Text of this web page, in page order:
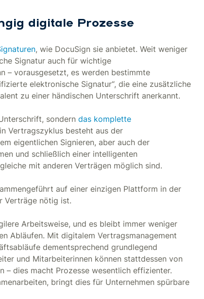
digitale Prozesse
, wie DocuSign sie anbietet. Weit weniger
Signatur auch für wichtige
– vorausgesetzt, es werden bestimmte
elektronische Signatur“, die eine zusätzliche
zu einer händischen Unterschrift anerkannt.
sondern das komplette
Vertragszyklus besteht aus der
eigentlichen Signieren, aber auch der
und schließlich einer intelligenten
mit anderen Verträgen möglich sind.
auf einer einzigen Plattform in der
Verträge nötig ist.
Arbeitsweise, und es bleibt immer weniger
Abläufen. Mit digitalem Vertragsmanagement
dementsprechend grundlegend
und Mitarbeiterinnen können stattdessen von
– dies macht Prozesse wesentlich effizienter.
bringt dies für Unternehmen spürbare